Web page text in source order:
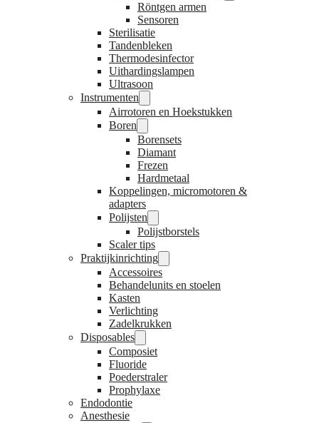
Röntgen armen
Sensoren
Sterilisatie
Tandenbleken
Thermodesinfector
Uithardingslampen
Ultrasoon
Instrumenten
Airrotoren en Hoekstukken
Boren
Borensets
Diamant
Frezen
Hardmetaal
Koppelingen, micromotoren &
adapters
Polijsten
Polijstborstels
Scaler tips
Praktijkinrichting
Accessoires
Behandelunits en stoelen
Kasten
Verlichting
Zadelkrukken
Disposables
Composiet
Fluoride
Poederstraler
Prophylaxe
Endodontie
Anesthesie